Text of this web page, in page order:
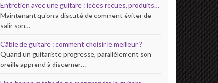
Entretien avec une guitare : idées recues, produits…
Maintenant qu'on a discuté de comment éviter de
salir son…
Câble de guitare : comment choisir le meilleur ?
Quand un guitariste progresse, parallèlement son
oreille apprend à discerner…